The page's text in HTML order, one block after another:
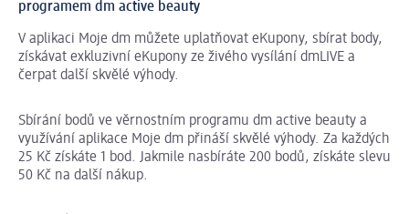
programem dm active beauty
V aplikaci Moje dm můžete uplatňovat eKupony, sbírat body,
získávat exkluzivní eKupony ze živého vysílání dmLIVE a
čerpat další skvělé výhody.
Sbírání bodů ve věrnostním programu dm active beauty a
využívání aplikace Moje dm přináší skvělé výhody. Za každých
25 Kč získáte 1 bod. Jakmile nasbíráte 200 bodů, získáte slevu
50 Kč na další nákup.